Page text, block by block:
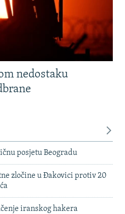
nedostaku
posjetu Beogradu
zločine u Đakovici protiv 20
iranskog hakera